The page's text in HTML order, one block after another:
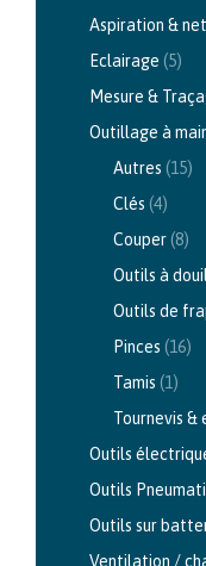
Aspiration &
Eclairage (5)
Mesure &
Outillage à
Autres (15)
Clés (4)
Couper(8)
Outils à
Outils de
Pinces (16)
Tamis (1)
Tournevis &
Outils
Outils
Outils sur
Ventilation /